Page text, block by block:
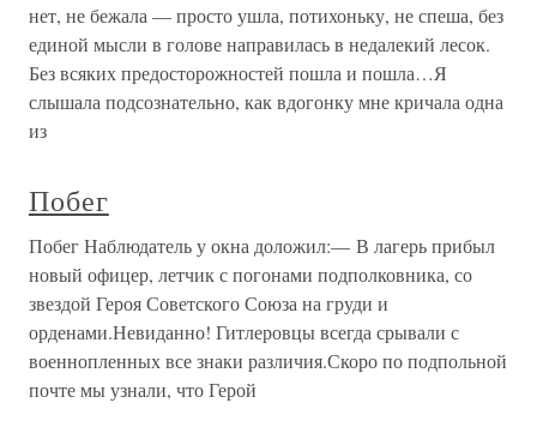
нет, не бежала — просто ушла, потихоньку, не спеша, без
единой мысли в голове направилась в недалекий лесок.
Без всяких предосторожностей пошла и пошла…Я
слышала подсознательно, как вдогонку мне кричала одна
из
Побег
Побег Наблюдатель у окна доложил:— В лагерь прибыл
новый офицер, летчик с погонами подполковника, со
звездой Героя Советского Союза на груди и
орденами.Невиданно! Гитлеровцы всегда срывали с
военнопленных все знаки различия.Скоро по подпольной
почте мы узнали, что Герой